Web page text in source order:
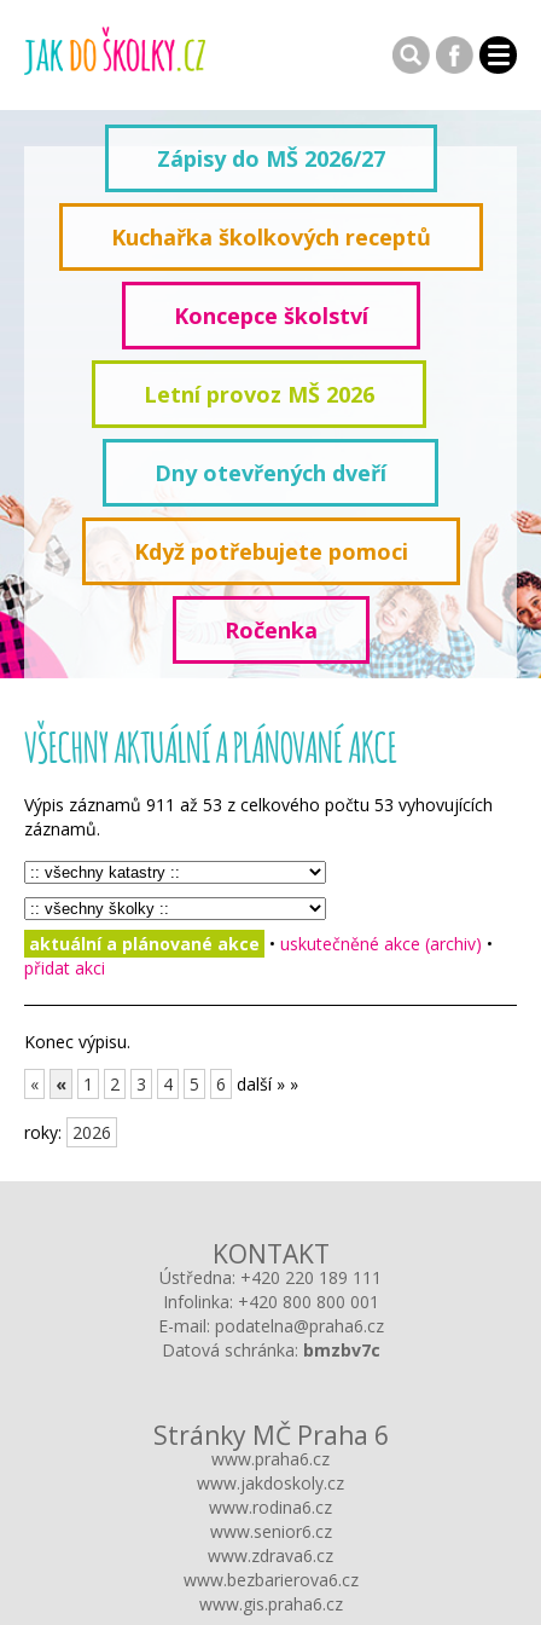
Zápisy do MŠ 2026/27
Kuchařka školkových receptů
Koncepce školství
Letní provoz MŠ 2026
Dny otevřených dveří
Když potřebujete pomoci
Ročenka
VŠECHNY AKTUÁLNÍ A PLÁNOVANÉ AKCE
Výpis záznamů 911 až 53 z celkového počtu 53 vyhovujících
záznamů.
aktuální a plánované akce • uskutečněné akce (archiv) •
přidat akci
Konec výpisu.
«
« 1 2 3 4 5 6 další » »
roky: 2026
KONTAKT
Ústředna: +420 220 189 111
Infolinka: +420 800 800 001
E-mail: podatelna@praha6.cz
Datová schránka: bmzbv7c
Stránky MČ Praha 6
www.praha6.cz
www.jakdoskoly.cz
www.rodina6.cz
www.senior6.cz
www.zdrava6.cz
www.bezbarierova6.cz
www.gis.praha6.cz